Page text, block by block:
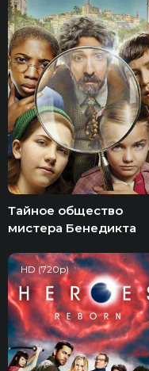
Тайное общество
мистера Бенедикта
HD (720p)